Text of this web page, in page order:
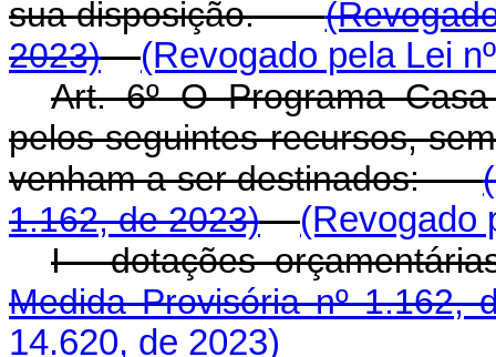
sua disposição.
2023)
(Revogado pela Lei
Art. 6º O Programa
pelos seguintes recursos,
venham a ser destinados:
1.162, de 2023)
(Revogado
I - dotações
Medida Provisória nº 1.162,
14.620, de 2023)